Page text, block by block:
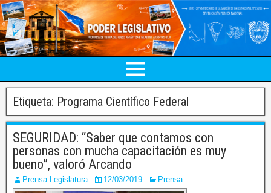
Etiqueta: Programa Científico Federal
SEGURIDAD: “Saber que contamos con
personas con mucha capacitación es muy
bueno”, valoró Arcando
Prensa Legislatura 12/03/2019 Prensa